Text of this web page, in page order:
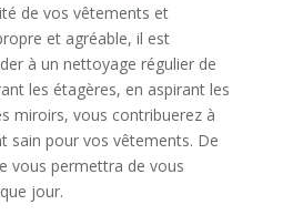
de vos vêtements et
et agréable, il est
à un nettoyage régulier de
les étagères, en aspirant les
miroirs, vous contribuerez à
sain pour vos vêtements. De
vous permettra de vous
jour.